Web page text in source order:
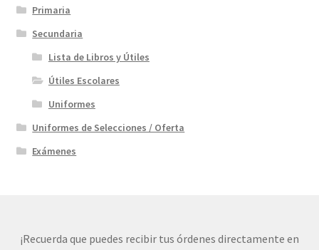
Primaria
Secundaria
Lista de Libros y Útiles
Útiles Escolares
Uniformes
Uniformes de Selecciones / Oferta
Exámenes
¡Recuerda que puedes recibir tus órdenes directamente en